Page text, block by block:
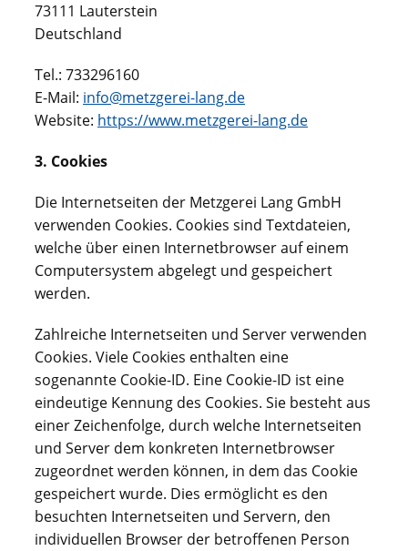
73111 Lauterstein
Deutschland
Tel.: 733296160
E-Mail: info@metzgerei-lang.de
Website: https://www.metzgerei-lang.de
3. Cookies
Die Internetseiten der Metzgerei Lang GmbH
verwenden Cookies. Cookies sind Textdateien,
welche über einen Internetbrowser auf einem
Computersystem abgelegt und gespeichert
werden.
Zahlreiche Internetseiten und Server verwenden
Cookies. Viele Cookies enthalten eine
sogenannte Cookie-ID. Eine Cookie-ID ist eine
eindeutige Kennung des Cookies. Sie besteht aus
einer Zeichenfolge, durch welche Internetseiten
und Server dem konkreten Internetbrowser
zugeordnet werden können, in dem das Cookie
gespeichert wurde. Dies ermöglicht es den
besuchten Internetseiten und Servern, den
individuellen Browser der betroffenen Person